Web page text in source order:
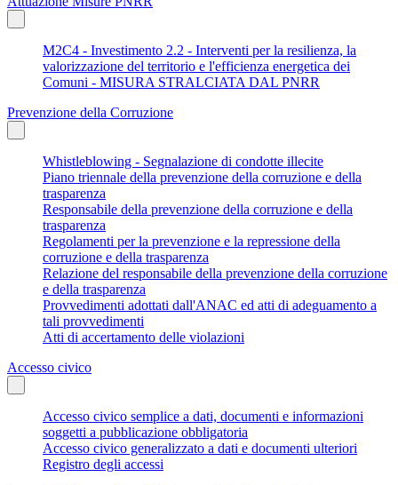
M2C4 - Investimento 2.2 - Interventi per la resilienza, la
valorizzazione del territorio e l'efficienza energetica dei
Comuni - MISURA STRALCIATA DAL PNRR
Prevenzione della Corruzione
Whistleblowing - Segnalazione di condotte illecite
Piano triennale della prevenzione della corruzione e della
trasparenza
Responsabile della prevenzione della corruzione e della
trasparenza
Regolamenti per la prevenzione e la repressione della
corruzione e della trasparenza
Relazione del responsabile della prevenzione della corruzione
e della trasparenza
Provvedimenti adottati dall'ANAC ed atti di adeguamento a
tali provvedimenti
Atti di accertamento delle violazioni
Accesso civico
Accesso civico semplice a dati, documenti e informazioni
soggetti a pubblicazione obbligatoria
Accesso civico generalizzato a dati e documenti ulteriori
Registro degli accessi